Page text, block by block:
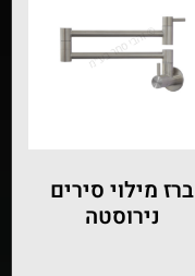
ברז מילוי סירים
נירוסטה